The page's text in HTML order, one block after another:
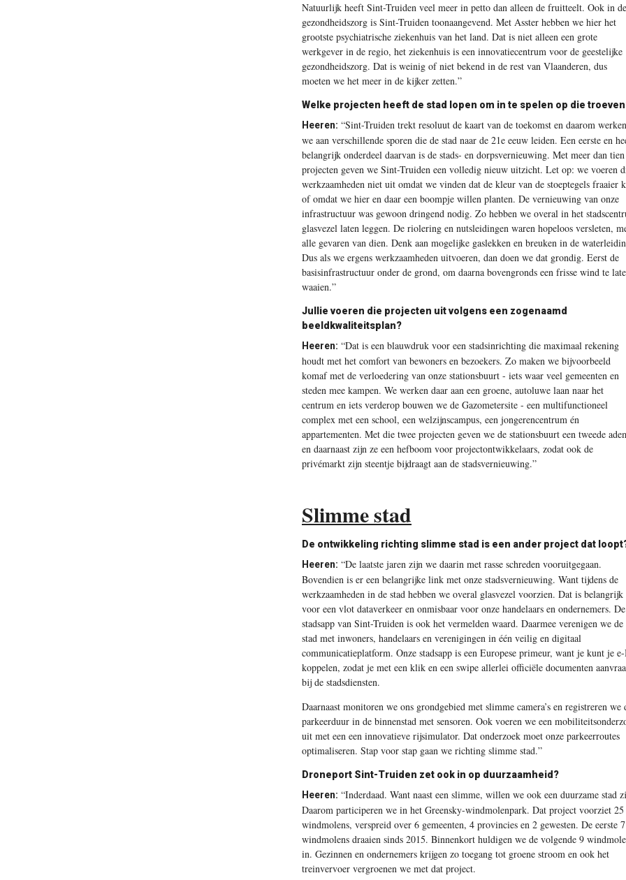
Natuurlijk heeft Sint-Truiden veel meer in petto dan alleen de fruitteelt. Ook in de
gezondheidszorg is Sint-Truiden toonaangevend. Met Asster hebben we hier het
grootste psychiatrische ­ziekenhuis van het land. Dat is niet alleen een grote
werkgever in de regio, het ziekenhuis is een innovatiecentrum voor de geestelijke
gezondheidszorg. Dat is weinig of niet bekend in de rest van Vlaanderen, dus
moeten we het meer in de kijker zetten.”
Welke projecten heeft de stad lopen om in te spelen op die
Heeren: “Sint-Truiden trekt resoluut de kaart van de toekomst en daarom werken
we aan verschillende sporen die de stad naar de 21e eeuw leiden. Een eerste en
belangrijk onderdeel daarvan is de stads- en dorpsvernieuwing. Met meer dan tien
projecten geven we Sint-Truiden een volledig nieuw uitzicht. Let op: we voeren
werkzaamheden niet uit omdat we vinden dat de kleur van de stoeptegels fraaier
of omdat we hier en daar een boompje willen planten. De vernieuwing van onze
infrastructuur was gewoon dringend nodig. Zo hebben we overal in het
glasvezel laten leggen. De riolering en nutsleidingen waren hopeloos versleten,
alle gevaren van dien. Denk aan mogelijke gaslekken en breuken in de
Dus als we ergens werkzaamheden uitvoeren, dan doen we dat grondig. Eerst de
basis­infrastructuur onder de grond, om daarna bovengronds een frisse wind te
waaien.”
Jullie voeren die projecten uit volgens een zogenaamd
beeldkwaliteitsplan?
Heeren: “Dat is een blauwdruk voor een stadsinrichting die maximaal rekening
houdt met het comfort van bewoners en bezoekers. Zo maken we bijvoorbeeld
komaf met de verloedering van onze stationsbuurt - iets waar veel gemeenten en
steden mee kampen. We werken daar aan een groene, autoluwe laan naar het
centrum en iets verderop bouwen we de Gazometersite - een multifunctioneel
complex met een school, een welzijnscampus, een jongerencentrum én
appartementen. Met die twee projecten geven we de stationsbuurt een tweede
en daarnaast zijn ze een hefboom voor projectontwikkelaars, zodat ook de
privémarkt zijn steentje bijdraagt aan de stadsvernieuwing.”
Slimme stad
De ontwikkeling richting slimme stad is een ander project dat
Heeren: “De laatste jaren zijn we daarin met rasse schreden vooruitgegaan.
Bovendien is er een belangrijke link met onze stadsvernieuwing. Want tijdens de
werkzaamheden in de stad hebben we overal glasvezel voorzien. Dat is belangrijk
voor een vlot dataverkeer en onmisbaar voor onze handelaars en ondernemers. De
stadsapp van Sint-Truiden is ook het vermelden waard. Daarmee verenigen we de
stad met inwoners, handelaars en verenigingen in één veilig en digitaal
communicatieplatform. Onze stadsapp is een Europese primeur, want je kunt je
koppelen, zodat je met een klik en een swipe allerlei officiële documenten
bij de stadsdiensten.
Daarnaast monitoren we ons grondgebied met slimme camera’s en registreren we
parkeerduur in de binnenstad met sensoren. Ook voeren we een
uit met een een innovatieve rijsimulator. Dat onderzoek moet onze parkeerroutes
optimaliseren. Stap voor stap gaan we richting slimme stad.”
Droneport Sint-Truiden zet ook in op duurzaamheid?
Heeren: “Inderdaad. Want naast een slimme, willen we ook een duurzame stad
Daarom participeren we in het Greensky-windmolenpark. Dat project voorziet 25
windmolens, verspreid over 6 gemeenten, 4 provincies en 2 gewesten. De eerste 7
windmolens draaien sinds 2015. Binnenkort huldigen we de volgende 9
in. Gezinnen en ondernemers krijgen zo toegang tot groene stroom en ook het
treinvervoer vergroenen we met dat project.